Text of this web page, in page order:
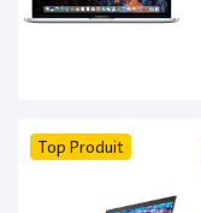
Top Produit